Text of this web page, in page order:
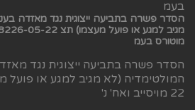
הסדר פשרה בתביעה ייצוגית נגד מאזדה
מוטורס בעמ
הסדר פשרה בתביעה ייצוגית נגד
22 מויסייב ואח' נ'